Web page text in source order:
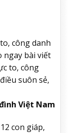
công danh
ngay bài viết
to, công
suôn sẻ,
Việt Nam
con giáp,